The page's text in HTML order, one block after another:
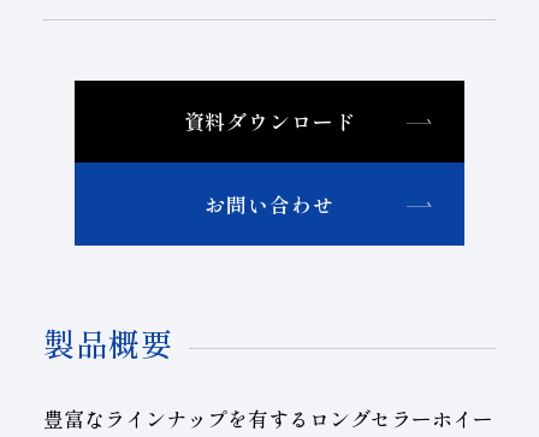
資料ダウンロード
お問い合わせ
製品概要
豊富なラインナップを有するロングセラーホイー